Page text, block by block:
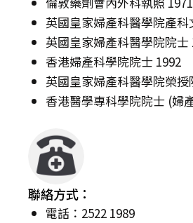
英國皇家婦產科醫學院產科
英國皇家婦產科醫學院院士
香港婦產科學院院士 1992
英國皇家婦產科醫學院榮授
香港醫學專科學院院士 (婦
聯絡方式：
電話：2522 1989